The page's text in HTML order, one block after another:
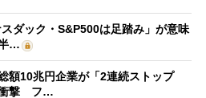
スダック・S&P500は足踏み」が意味
…
額10兆円企業が「2連続ストップ
衝撃 フ…